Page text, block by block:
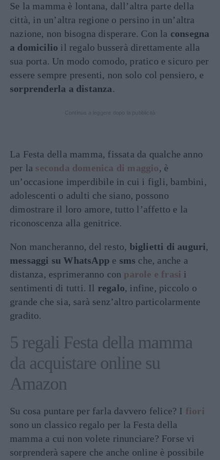
Se la mamma è lontana, dall’altra parte della
città, in un’altra regione o persino in un’altra
nazione, non bisogna disperare. Con la consegna
a domicilio il regalo busserà direttamente alla
sua porta. Un modo comodo, pratico e sicuro per
essere sempre presenti, non solo col pensiero, e
sorprenderla a distanza.
La Festa della mamma, fissata da qualche anno
per la seconda domenica di maggio, è
un’occasione imperdibile in cui i figli, bambini,
adolescenti o adulti che siano, possono
dimostrare il loro amore, tutto l’affetto e la
riconoscenza alla genitrice.
Non mancheranno, del resto, biglietti di auguri,
messaggi su WhatsApp e sms che, anche a
distanza, esprimeranno con parole e frasi i
sentimenti di tutti. Il regalo, infine, piccolo o
grande che sia, sarà senz’altro particolarmente
gradito.
5 regali Festa della mamma
da acquistare online su
Amazon
Su cosa puntare per farla davvero felice? I fiori
sono un classico regalo per la Festa della
mamma a cui non volete rinunciare? Forse vi
sorprenderà sapere che anche online è possibile